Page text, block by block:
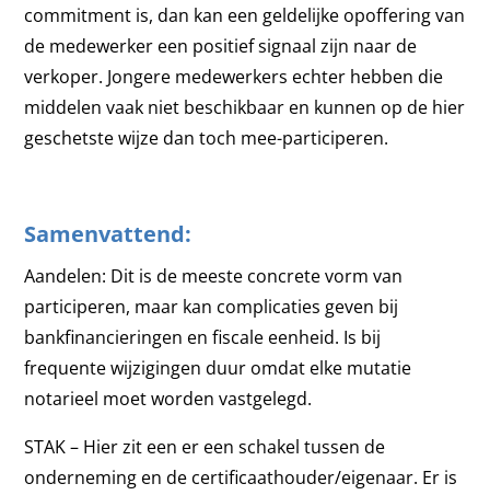
commitment is, dan kan een geldelijke opoffering van
de medewerker een positief signaal zijn naar de
verkoper. Jongere medewerkers echter hebben die
middelen vaak niet beschikbaar en kunnen op de hier
geschetste wijze dan toch mee-participeren.
Samenvattend:
Aandelen: Dit is de meeste concrete vorm van
participeren, maar kan complicaties geven bij
bankfinancieringen en fiscale eenheid. Is bij
frequente wijzigingen duur omdat elke mutatie
notarieel moet worden vastgelegd.
STAK – Hier zit een er een schakel tussen de
onderneming en de certificaathouder/eigenaar. Er is